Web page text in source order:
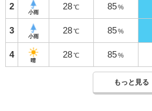
2
小雨
28 ℃ 85 %
3
小雨
28 ℃ 85 %
4
晴
28 ℃ 85 %
もっと見る